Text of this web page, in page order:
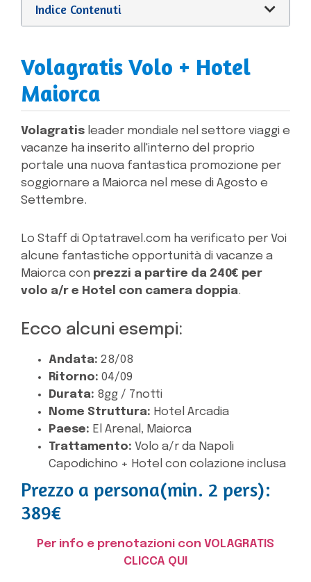
Indice Contenuti
Volagratis Volo + Hotel
Maiorca
Volagratis leader mondiale nel settore viaggi e
vacanze ha inserito all'interno del proprio
portale una nuova fantastica promozione per
soggiornare a Maiorca nel mese di Agosto e
Settembre.
Lo Staff di Optatravel.com ha verificato per Voi
alcune fantastiche opportunità di vacanze a
Maiorca con prezzi a partire da 240€ per
volo a/r e Hotel con camera doppia.
Ecco alcuni esempi:
Andata: 28/08
Ritorno: 04/09
Durata: 8gg / 7notti
Nome Struttura: Hotel Arcadia
Paese: El Arenal, Maiorca
Trattamento: Volo a/r da Napoli
Capodichino + Hotel con colazione inclusa
Prezzo a persona(min. 2 pers):
389€
Per info e prenotazioni con VOLAGRATIS
CLICCA QUI